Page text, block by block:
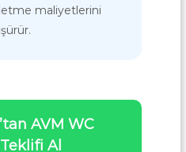
maliyetlerini
AVM WC
Al